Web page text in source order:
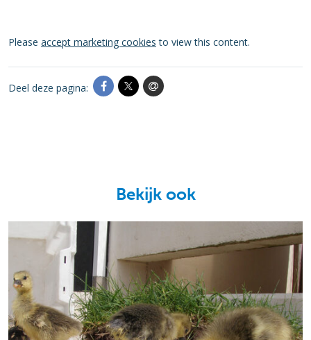
Please accept marketing cookies to view this content.
Deel deze pagina:
Bekijk ook